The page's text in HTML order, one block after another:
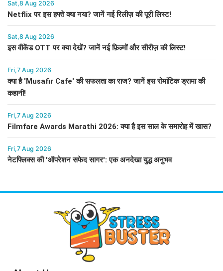
Sat,8 Aug 2026
Netflix पर इस हफ्ते क्या नया? जानें नई रिलीज़ की पूरी लिस्ट!
Sat,8 Aug 2026
इस वीकेंड OTT पर क्या देखें? जानें नई फ़िल्मों और सीरीज़ की लिस्ट!
Fri,7 Aug 2026
क्या है 'Musafir Cafe' की सफलता का राज? जानें इस रोमांटिक ड्रामा की
कहानी!
Fri,7 Aug 2026
Filmfare Awards Marathi 2026: क्या है इस साल के समारोह में खास?
Fri,7 Aug 2026
नेटफ्लिक्स की 'ऑपरेशन सफेद सागर': एक अनदेखा युद्ध अनुभव